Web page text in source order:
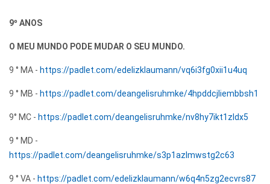
9º ANOS
O MEU MUNDO PODE MUDAR O SEU MUNDO.
9 ° MA - https://padlet.com/edelizklaumann/vq6i3fg0xii1u4uq
9 ° MB - https://padlet.com/deangelisruhmke/4hpddcjliembbsh1
9° MC - https://padlet.com/deangelisruhmke/nv8hy7ikt1zldx5
9 ° MD -
https://padlet.com/deangelisruhmke/s3p1azlmwstg2c63
9 ° VA - https://padlet.com/edelizklaumann/w6q4n5zg2ecvrs87